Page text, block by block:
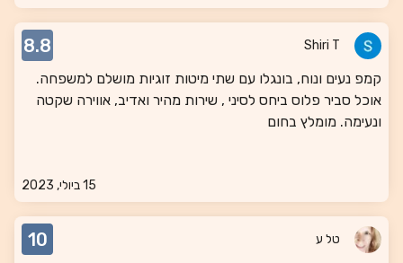
Shiri T
8.8
קמפ נעים ונוח, בונגלו עם שתי מיטות זוגיות מושלם למשפחה.
אוכל סביר פלוס ביחס לסיני , שירות מהיר ואדיב, אווירה שקטה
ונעימה. מומלץ בחום
15 ביולי, 2023
טל ע 10